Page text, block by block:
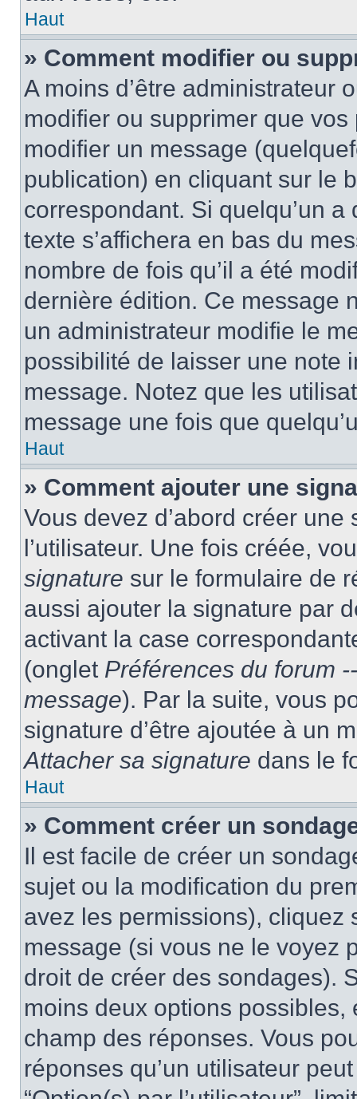
Haut
» Comment modifier ou
A moins d’être administrateur
modifier ou supprimer que
modifier un message
publication) en cliquant sur le
correspondant. Si quelqu’un
texte s’affichera en bas du
nombre de fois qu’il a été
dernière édition. Ce message
un administrateur modifie le
possibilité de laisser une note
message. Notez que les
message une fois que
Haut
» Comment ajouter une
Vous devez d’abord créer
l’utilisateur. Une fois créée,
signature sur le formulaire de
aussi ajouter la signature par
activant la case
(onglet Préférences du forum
message). Par la suite, vous
signature d’être ajoutée à un
Attacher sa signature dans le
Haut
» Comment créer un
Il est facile de créer un
sujet ou la modification du
avez les permissions), cliquez
message (si vous ne le voyez
droit de créer des sondages).
moins deux options
champ des réponses. Vous
réponses qu’un utilisateur